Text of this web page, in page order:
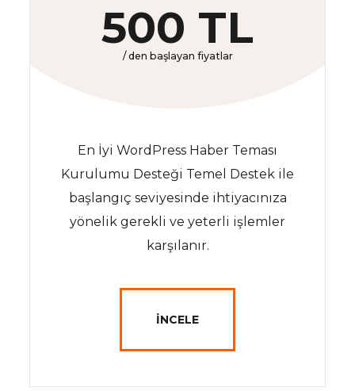
500 TL
/ den başlayan fiyatlar
En İyi WordPress Haber Teması
Kurulumu Desteği Temel Destek ile
başlangıç seviyesinde ihtiyacınıza
yönelik gerekli ve yeterli işlemler
karşılanır.
İNCELE